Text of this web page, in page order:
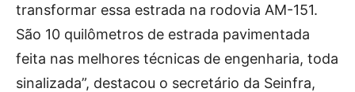
transformar essa estrada na rodovia AM-151.
São 10 quilômetros de estrada pavimentada
feita nas melhores técnicas de engenharia, toda
sinalizada”, destacou o secretário da Seinfra,